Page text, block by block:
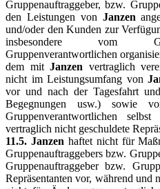
Gruppenauftraggeber, bzw.
den Leistungen von Janzen
und/oder den Kunden zur
insbesondere vom
Gruppenverantwortlichen
dem mitJanzen vertraglich
nicht im Leistungsumfang von
vor und nach der Tagesfahrt
Begegnungen usw.) sowie
Gruppenverantwortlichen
vertraglich nicht geschuldete
11.5. Janzen haftet nicht für
Gruppenauftraggebers bzw.
Gruppenauftraggeber bzw.
Repräsentanten vor, während und